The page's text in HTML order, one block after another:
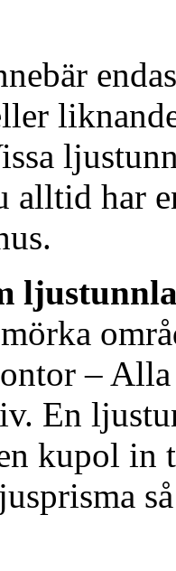
alltid har
– Alla
En
kupol in